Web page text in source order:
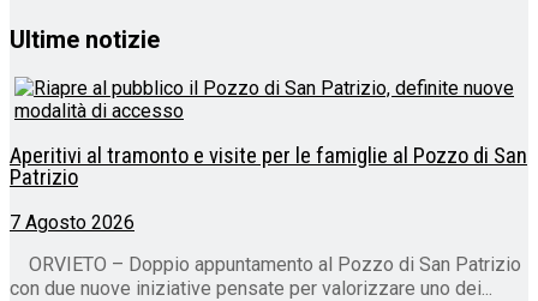
Ultime notizie
Aperitivi al tramonto e visite per le famiglie al Pozzo di San
Patrizio
7 Agosto 2026
ORVIETO – Doppio appuntamento al Pozzo di San Patrizio
con due nuove iniziative pensate per valorizzare uno dei...